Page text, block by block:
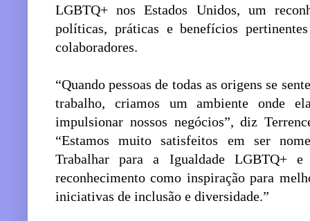
LGBTQ+ nos Estados Unidos, um
políticas, práticas e benefícios
colaboradores.
“Quando pessoas de todas as origens se
trabalho, criamos um ambiente onde
impulsionar nossos negócios”, diz
“Estamos muito satisfeitos em ser
Trabalhar para a Igualdade LGBTQ+ e
reconhecimento como inspiração para
iniciativas de inclusão e diversidade.”